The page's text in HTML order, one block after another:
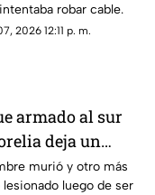
robar cable.
2026 12:11 p. m.
armado al sur
deja un
y un herido
murió y otro más
lesionado luego de ser